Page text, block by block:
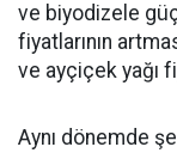
ve biyodizele
fiyatlarının
ve ayçiçek yağı
Aynı dönemde